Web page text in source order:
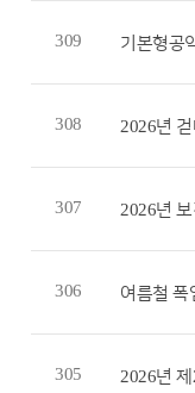
309 기본형공
308 2026년
307 2026년
306 여름철 폭
305 2026년